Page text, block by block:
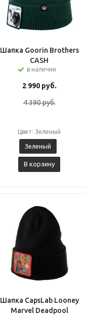
Шапка Goorin Brothers
CASH
в наличии
2 990руб.
4 390руб.
Цвет: Зеленый
Зеленый
В корзину
Шапка CapsLab Looney
Marvel Deadpool